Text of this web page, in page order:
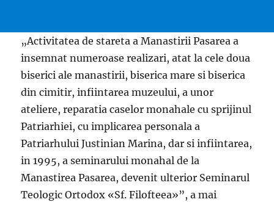
„Activitatea de stareta a Manastirii Pasarea a
insemnat numeroase realizari, atat la cele doua
biserici ale manastirii, biserica mare si biserica
din cimitir, infiintarea muzeului, a unor
ateliere, reparatia caselor monahale cu sprijinul
Patriarhiei, cu implicarea personala a
Patriarhului Justinian Marina, dar si infiintarea,
in 1995, a seminarului monahal de la
Manastirea Pasarea, devenit ulterior Seminarul
Teologic Ortodox «Sf. Filofteea»”, a mai